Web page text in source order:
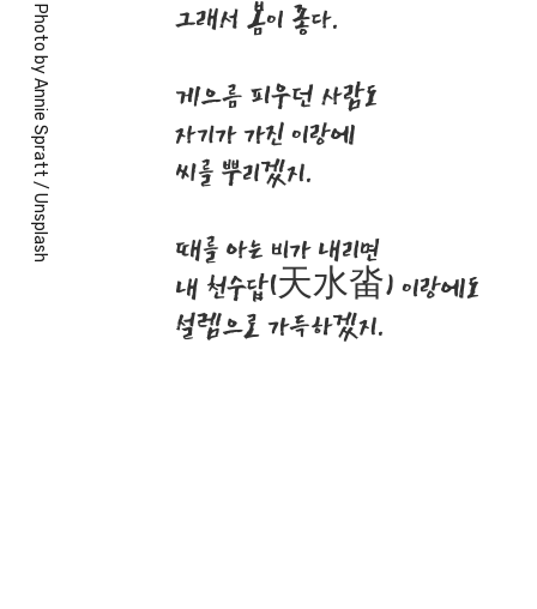
Photo by
Annie Spratt
/
Unsplash
그래서 봄이 좋다.
게으름 피우던 사람도
자기가 가진 이랑에
씨를 뿌리겠지.
때를 아는 비가 내리면
내 천수답(天水畓) 이랑에도
설렘으로 가득하겠지.